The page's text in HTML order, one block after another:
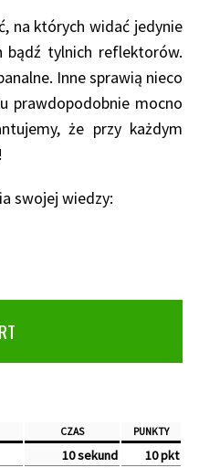
na których widać jedynie
bądź tylnich reflektorów.
Inne sprawią nieco
prawdopodobnie mocno
że przy każdym
swojej wiedzy:
CZAS PUNKTY
10 sekund
10 pkt